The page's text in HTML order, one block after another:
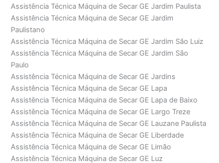
Assistência Técnica Máquina de Secar GE Jardim Paulista
Assistência Técnica Máquina de Secar GE Jardim
Paulistano
Assistência Técnica Máquina de Secar GE Jardim São Luiz
Assistência Técnica Máquina de Secar GE Jardim São
Paulo
Assistência Técnica Máquina de Secar GE Jardins
Assistência Técnica Máquina de Secar GE Lapa
Assistência Técnica Máquina de Secar GE Lapa de Baixo
Assistência Técnica Máquina de Secar GE Largo Treze
Assistência Técnica Máquina de Secar GE Lauzane Paulista
Assistência Técnica Máquina de Secar GE Liberdade
Assistência Técnica Máquina de Secar GE Limão
Assistência Técnica Máquina de Secar GE Luz